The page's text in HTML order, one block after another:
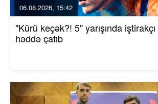
06.08.2026, 15:42
"Kürü keçək?! 5" yarışında
həddə çatıb